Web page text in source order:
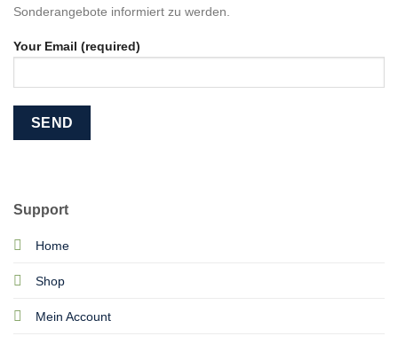
Support
Home
Shop
Mein Account
Sonderangebote informiert zu werden.
Your Email (required)